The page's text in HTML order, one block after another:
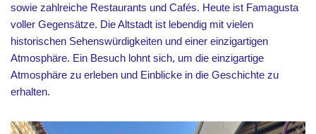
sowie zahlreiche Restaurants und Cafés. Heute ist Famagusta
voller Gegensätze. Die Altstadt ist lebendig mit vielen
historischen Sehenswürdigkeiten und einer einzigartigen
Atmosphäre. Ein Besuch lohnt sich, um die einzigartige
Atmosphäre zu erleben und Einblicke in die Geschichte zu
erhalten.